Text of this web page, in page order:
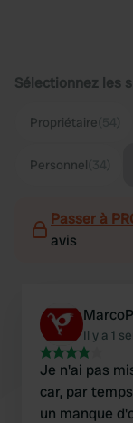
Sélectionnez les
Propriétaire
Personnel
Passer à
avis
Il y a 1
Je n'ai pas
car, par
un manque